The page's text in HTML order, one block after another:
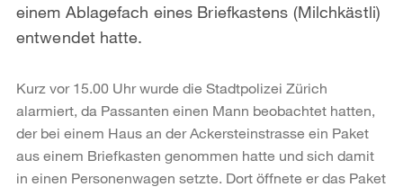
einem Ablagefach eines Briefkastens (Milchkästli)
entwendet hatte.
Kurz vor 15.00 Uhr wurde die Stadtpolizei Zürich
alarmiert, da Passanten einen Mann beobachtet hatten,
der bei einem Haus an der Ackersteinstrasse ein Paket
aus einem Briefkasten genommen hatte und sich damit
in einen Personenwagen setzte. Dort öffnete er das Paket